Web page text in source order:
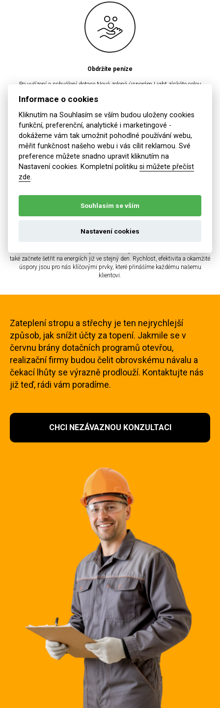
Obdržíte peníze
Po vyřízení a schválení dotace Nová zelená úsporám Light získáte celou
dotace schválena, můžete si být jisti, že finanční prostředky budou rychle k
také začnete šetřit na energiích již ve stejný den. Rychlost, efektivita a okamžité
úspory jsou pro nás klíčovými prvky, které přinášíme každému našemu
klientovi.
Zateplení stropu a střechy je ten nejrychlejší
způsob, jak snížit účty za topení. Jakmile se v
červnu brány dotačních programů otevřou,
realizační firmy budou čelit obrovskému návalu a
čekací lhůty se výrazně prodlouží. Kontaktujte nás
již teď, rádi vám poradíme.
CHCI NEZÁVAZNOU KONZULTACI
Informace o cookies
Kliknutím na Souhlasím se vším budou uloženy cookies
funkční, preferenční, analytické i marketingové -
dokážeme vám tak umožnit pohodlné používání webu,
měřit funkčnost našeho webu i vás cílit reklamou. Své
preference můžete snadno upravit kliknutím na
Nastavení cookies. Kompletní politikusi můžete přečíst
zde.
Souhlasím se vším
Nastavení cookies